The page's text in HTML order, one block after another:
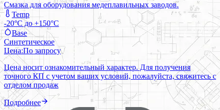
Смазка для оборудования медеплавильных заводов.
Temp
-20°C до +150°C
Base
Синтетическое
Цена:По запросу
Цена носит ознакомительный характер. Для получения
точного КП с учетом ваших условий, пожалуйста, свяжитесь с
отделом продаж
Подробнее